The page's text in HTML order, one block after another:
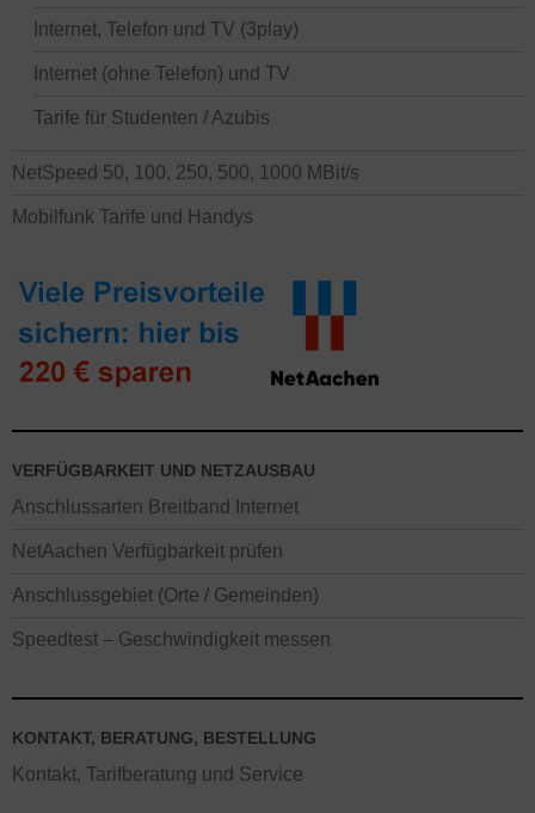
Internet, Telefon und TV (3play)
Internet (ohne Telefon) und TV
Tarife für Studenten / Azubis
NetSpeed 50, 100, 250, 500, 1000 MBit/s
Mobilfunk Tarife und Handys
VERFÜGBARKEIT UND NETZAUSBAU
Anschlussarten Breitband Internet
NetAachen Verfügbarkeit prüfen
Anschlussgebiet (Orte / Gemeinden)
Speedtest – Geschwindigkeit messen
KONTAKT, BERATUNG, BESTELLUNG
Kontakt, Tarifberatung und Service